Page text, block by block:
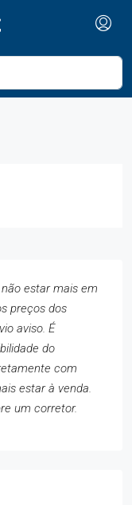
estar mais em
preços dos
aviso. É
do
com
estar à venda.
um corretor.